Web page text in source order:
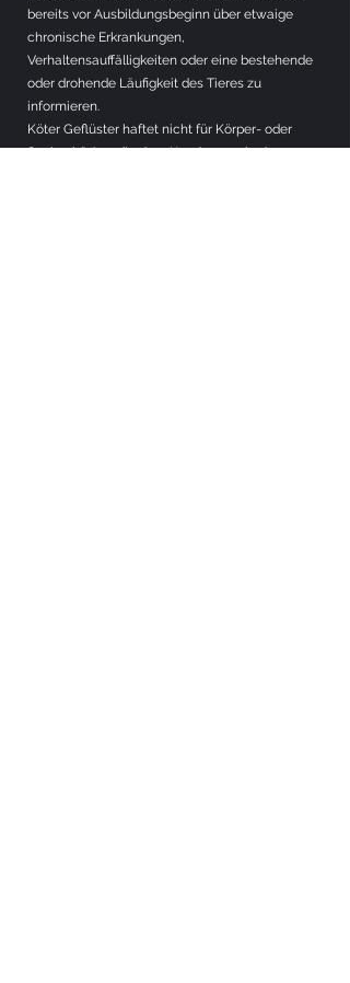
bereits vor Ausbildungsbeginn über etwaige
chronische Erkrankungen,
Verhaltensauffälligkeiten oder eine bestehende
oder drohende Läufigkeit des Tieres zu
informieren.
Köter Geflüster haftet nicht für Körper- oder
Sachschäden, die dem Kunden sowie dessen